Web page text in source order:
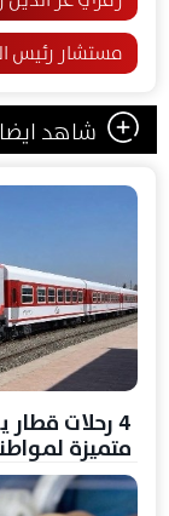
مستشار رئيس
شاهد ايضا
4 رحلات
متميزة